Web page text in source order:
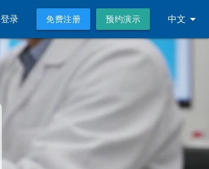
登录 免费注册 预约演示 中文 arrow_drop_down